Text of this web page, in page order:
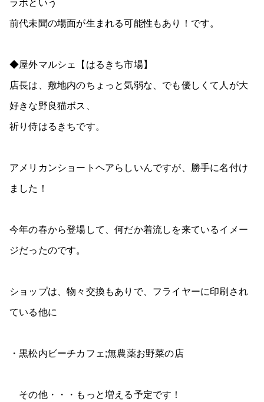
前代未聞の場面が生まれる可能性もあり！です。
◆屋外マルシェ【はるきち市場】
店長は、敷地内のちょっと気弱な、でも優しくて人が大
好きな野良猫ボス、
祈り侍はるきちです。
アメリカンショートヘアらしいんですが、勝手に名付け
ました！
今年の春から登場して、何だか着流しを来ているイメー
ジだったのです。
ショップは、物々交換もありで、フライヤーに印刷され
ている他に
・黒松内ビーチカフェ;無農薬お野菜の店
その他・・・もっと増える予定です！